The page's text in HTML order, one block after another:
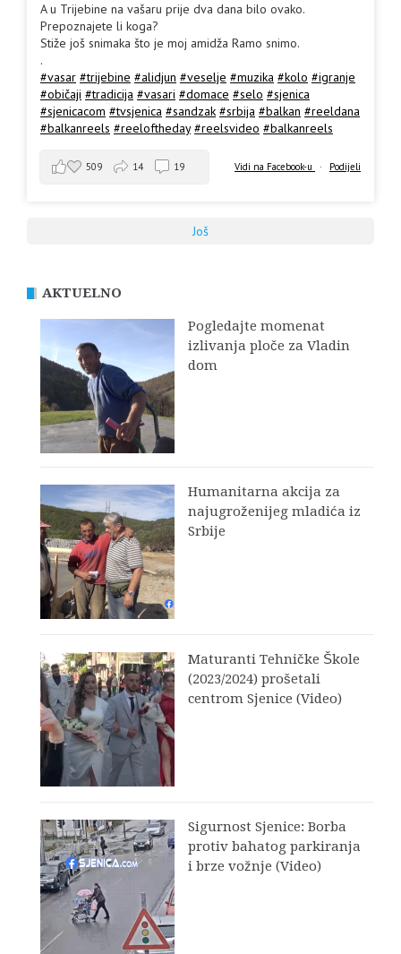
A u Trijebine na vašaru prije dva dana bilo ovako.
Prepoznajete li koga?
Stiže još snimaka što je moj amidža Ramo snimo.
.
#vasar #trijebine #alidjun #veselje #muzika #kolo #igranje
#običaji #tradicija #vasari #domace #selo #sjenica
#sjenicacom #tvsjenica #sandzak #srbija #balkan #reeldana
#balkanreels #reeloftheday #reelsvideo #balkanreels
Vidi na Facebook-u · Podijeli
509 14 19
Još
AKTUELNO
Pogledajte momenat
izlivanja ploče za Vladin
dom
Humanitarna akcija za
najugroženijeg mladića iz
Srbije
Maturanti Tehničke Škole
(2023/2024) prošetali
centrom Sjenice (Video)
Sigurnost Sjenice: Borba
protiv bahatog parkiranja
i brze vožnje (Video)